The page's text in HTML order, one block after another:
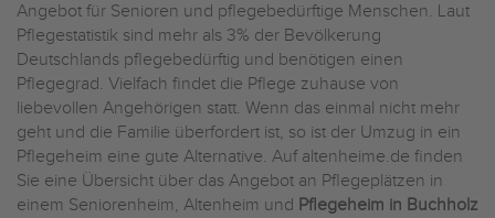
Angebot für Senioren und pflegebedürftige Menschen. Laut
Pflegestatistik sind mehr als 3% der Bevölkerung
Deutschlands pflegebedürftig und benötigen einen
Pflegegrad. Vielfach findet die Pflege zuhause von
liebevollen Angehörigen statt. Wenn das einmal nicht mehr
geht und die Familie überfordert ist, so ist der Umzug in ein
Pflegeheim eine gute Alternative. Auf altenheime.de finden
Sie eine Übersicht über das Angebot an Pflegeplätzen in
einem Seniorenheim, Altenheim und Pflegeheim in Buchholz